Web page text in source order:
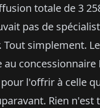
totale de 3
pas de
Tout simplement.
concessionnaire
l'offrir à celle
Rien